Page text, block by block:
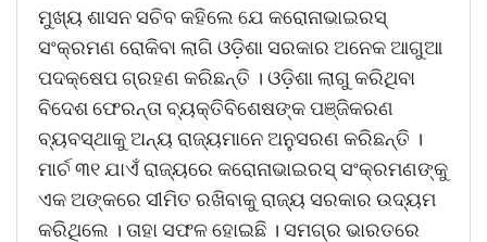
ମୁଖ୍ୟ ଶାସନ ସଚିବ କହିଲେ ଯେ କରୋନାଭାଇରସ୍
ସଂକ୍ରମଣ ରୋକିବା ଲାଗି ଓଡ଼ିଶା ସରକାର ଅନେକ ଆଗୁଆ
ପଦକ୍ଷେପ ଗ୍ରହଣ କରିଛନ୍ତି । ଓଡ଼ିଶା ଲାଗୁ କରିଥିବା
ବିଦେଶ ଫେରନ୍ତା ବ୍ୟକ୍ତିବିଶେଷଙ୍କ ପଞ୍ଜିକରଣ
ବ୍ୟବସ୍ଥାକୁ ଅନ୍ୟ ରାଜ୍ୟମାନେ ଅନୁସରଣ କରିଛନ୍ତି ।
ମାର୍ଚ ୩୧ ଯାଏଁ ରାଜ୍ୟରେ କରୋନାଭାଇରସ୍ ସଂକ୍ରମଣଙ୍କୁ
ଏକ ଅଙ୍କରେ ସୀମିତ ରଖିବାକୁ ରାଜ୍ୟ ସରକାର ଉଦ୍ୟମ
କରିଥିଲେ । ତାହା ସଫଳ ହୋଇଛି । ସମଗ୍ର ଭାରତରେ